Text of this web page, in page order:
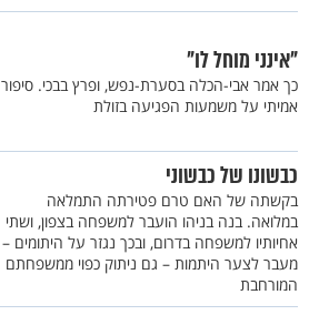
"אינני מוחל לו"
כך אמר אבי-הכלה בסערת-נפש, ופרץ בבכי. סיפור
אמיתי על משמעות הפגיעה בזולת
כבשונו של כבשוני
בקשתה של האם טרם פטירתה התמלאה
במלואה. בנה בניהו הועבר למשפחה בצפון, ושתי
אחיותיו למשפחה בדרום, ובכך נגזר על היתומים –
מעבר לצער היתמות – גם ניתוק כפוי ממשפחתם
המורחבת